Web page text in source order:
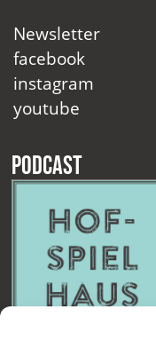
Newsletter
facebook
instagram
youtube
Podcast